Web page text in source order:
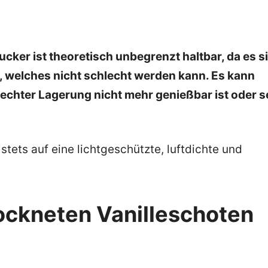
ist theoretisch unbegrenzt haltbar, da es
nicht schlecht werden kann. Es kann
Lagerung nicht mehr genießbar ist oder
auf eine lichtgeschützte, luftdichte und
Vanilleschoten